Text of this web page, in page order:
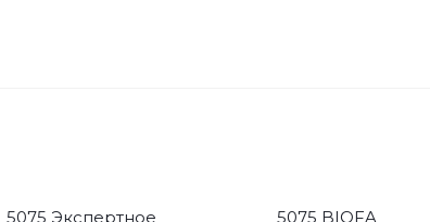
5075 Экспертное
5075 BIOFA